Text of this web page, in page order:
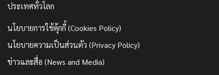
ประเทศทั่วโลก
นโยบายการใช้คุ้กกี้ (Cookies Policy)
นโยบายความเป็นส่วนตัว (Privacy Policy)
ข่าวและสื่อ (News and Media)